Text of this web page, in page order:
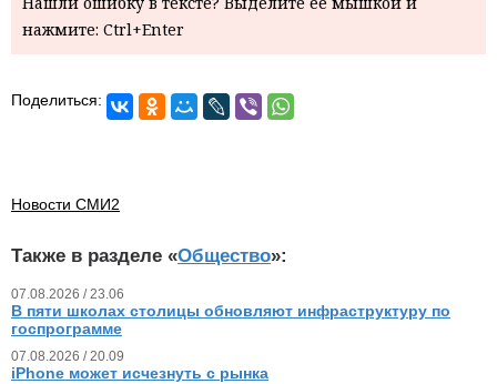
нажмите: Ctrl+Enter
Поделиться:
Новости СМИ2
Также в разделе «Общество»:
07.08.2026 / 23.06
В пяти школах столицы обновляют инфраструктуру по
госпрограмме
07.08.2026 / 20.09
iPhone может исчезнуть с рынка